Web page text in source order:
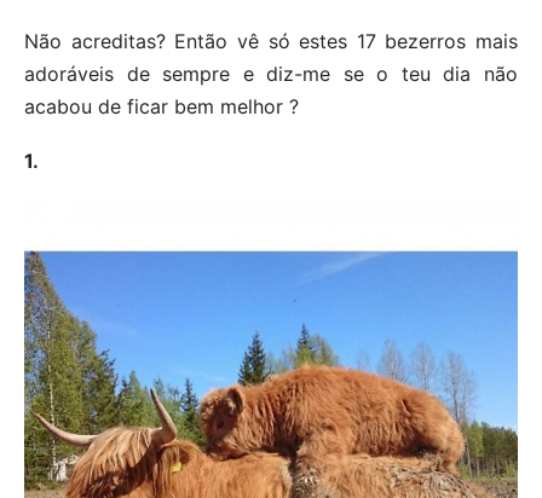
Não acreditas? Então vê só estes 17 bezerros mais
adoráveis de sempre e diz-me se o teu dia não
acabou de ficar bem melhor ?
1.